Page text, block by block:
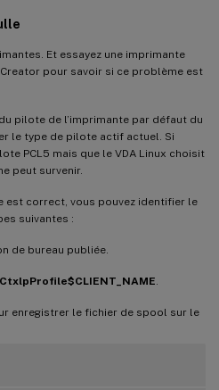
Et essayez une imprimante
pour savoir si ce problème est
pilote de l’imprimante par défaut du
le type de pilote actif actuel. Si
PCL5 mais que le VDA Linux choisit
peut survenir.
est correct, vous pouvez identifier le
suivantes :
de bureau publiée.
enregistrer le fichier de spool sur le